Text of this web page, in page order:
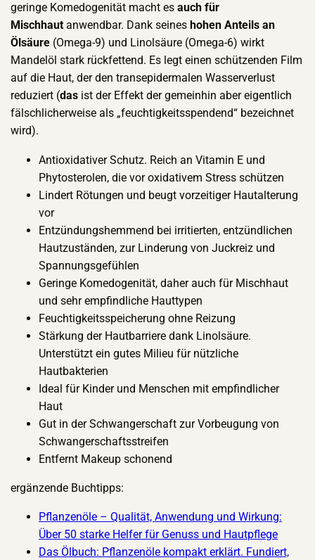
geringe Komedogenität macht esauch für
Mischhautanwendbar. Dank seines hohen Anteils an
Ölsäure (Omega-9) und Linolsäure (Omega-6) wirkt
Mandelöl stark rückfettend. Es legt einen schützenden Film
auf die Haut, der den transepidermalen Wasserverlust
reduziert (das ist der Effekt der gemeinhin aber eigentlich
fälschlicherweise als „feuchtigkeitsspendend“ bezeichnet
wird).
Antioxidativer Schutz. Reich an Vitamin E und
Phytosterolen, die vor oxidativem Stress schützen
Lindert Rötungen und beugt vorzeitiger Hautalterung
vor
Entzündungshemmend bei irritierten, entzündlichen
Hautzuständen, zur Linderung von Juckreiz und
Spannungsgefühlen
Geringe Komedogenität, daher auch für Mischhaut
und sehr empfindliche Hauttypen
Feuchtigkeitsspeicherung ohne Reizung
Stärkung der Hautbarriere dank Linolsäure.
Unterstützt ein gutes Milieu für nützliche
Hautbakterien
Ideal für Kinder und Menschen mit empfindlicher
Haut
Gut in der Schwangerschaft zur Vorbeugung von
Schwangerschaftsstreifen
Entfernt Makeup schonend
ergänzende Buchtipps:
Pflanzenöle – Qualität, Anwendung und Wirkung:
Über 50 starke Helfer für Genuss und Hautpflege
Das Ölbuch: Pflanzenöle kompakt erklärt. Fundiert,